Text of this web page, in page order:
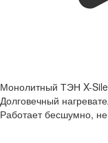
Монолитный ТЭН X-
Долговечный
Работает бесшумно,